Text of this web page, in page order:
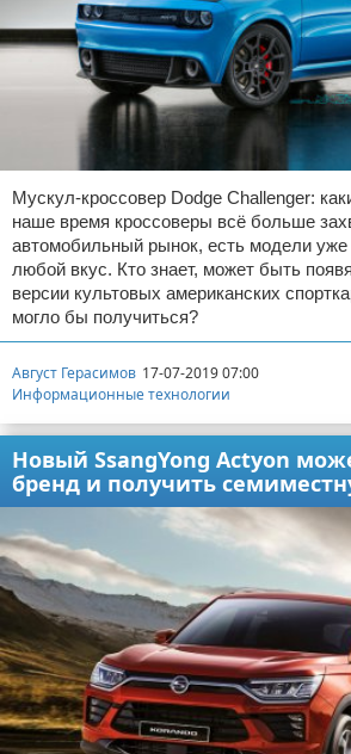
Мускул-кроссовер Dodge Challenger:
наше время кроссоверы всё больше
автомобильный рынок, есть модели уже
любой вкус. Кто знает, может быть
версии культовых американских
могло бы получиться?
Август Герасимов 17-07-2019 07:00
Информационные технологии
Новый SsangYong Actyon
бренд и получить